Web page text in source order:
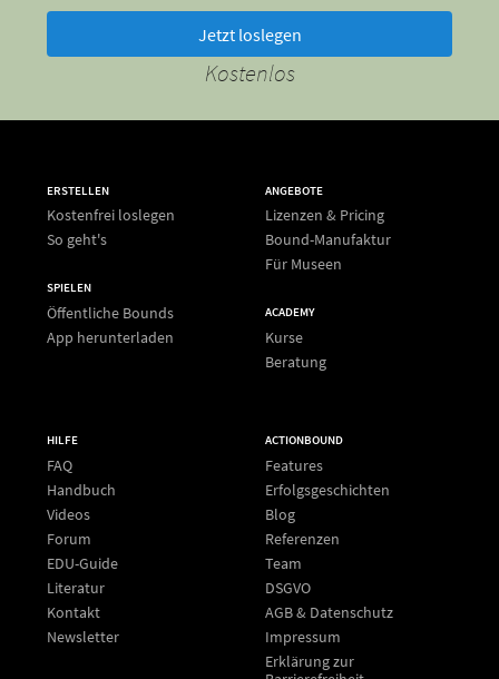
Jetzt loslegen
Kostenlos
ERSTELLEN
Kostenfrei loslegen
So geht's
SPIELEN
Öffentliche Bounds
App herunterladen
ANGEBOTE
Lizenzen & Pricing
Bound-Manufaktur
Für Museen
ACADEMY
Kurse
Beratung
HILFE
FAQ
Handbuch
Videos
Forum
EDU-Guide
Literatur
Kontakt
Newsletter
ACTIONBOUND
Features
Erfolgsgeschichten
Blog
Referenzen
Team
DSGVO
AGB & Datenschutz
Impressum
Erklärung zur